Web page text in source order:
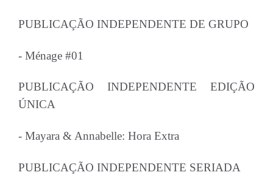
PUBLICAÇÃO INDEPENDENTE DE GRUPO
- Ménage #01
PUBLICAÇÃO INDEPENDENTE EDIÇÃO
ÚNICA
- Mayara & Annabelle: Hora Extra
PUBLICAÇÃO INDEPENDENTE SERIADA